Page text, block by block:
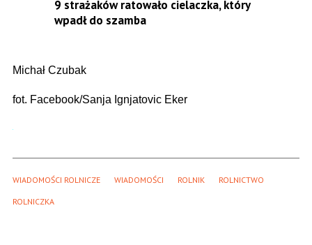
9 strażaków ratowało cielaczka, który
wpadł do szamba
Michał Czubak
fot. Facebook/Sanja Ignjatovic Eker
WIADOMOŚCI ROLNICZE WIADOMOŚCI ROLNIK ROLNICTWO
ROLNICZKA